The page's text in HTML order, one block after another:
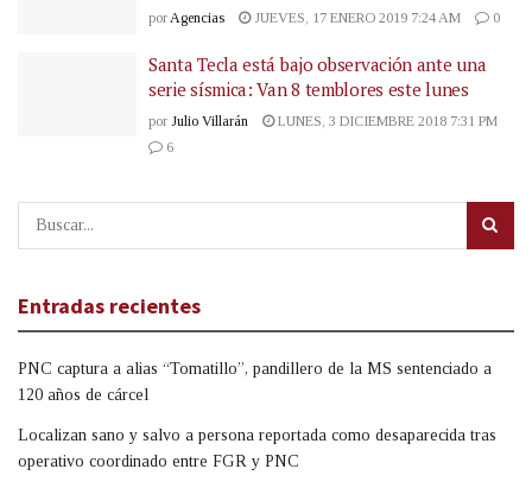
porAgencias JUEVES, 17 ENERO 2019 7:24 AM 0
Santa Tecla está bajo observación ante una
serie sísmica: Van 8 temblores este lunes
por Julio Villarán
LUNES, 3 DICIEMBRE 2018 7:31 PM
6
Entradas recientes
PNC captura a alias “Tomatillo”, pandillero de la MS sentenciado a
120 años de cárcel
Localizan sano y salvo a persona reportada como desaparecida tras
operativo coordinado entre FGR y PNC